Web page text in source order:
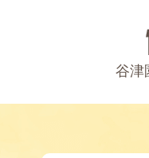
谷津